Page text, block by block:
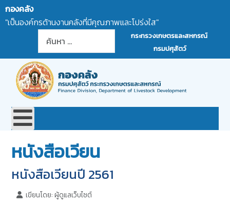
กองคลัง
"เป็นองค์กรด้านงานคลังที่มีคุณภาพและโปร่งใส"
กระทรวงเกษตรและสหกรณ์
กรมปศุสัตว์
หนังสือเวียน
หนังสือเวียนปี 2561
เขียนโดย:ผู้ดูแลเว็บไซต์